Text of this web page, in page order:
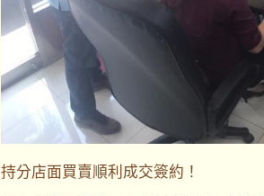
持分店面買賣順利成交簽約！